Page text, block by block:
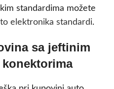
standardima možete
elektronika standardi.
sa jeftinim